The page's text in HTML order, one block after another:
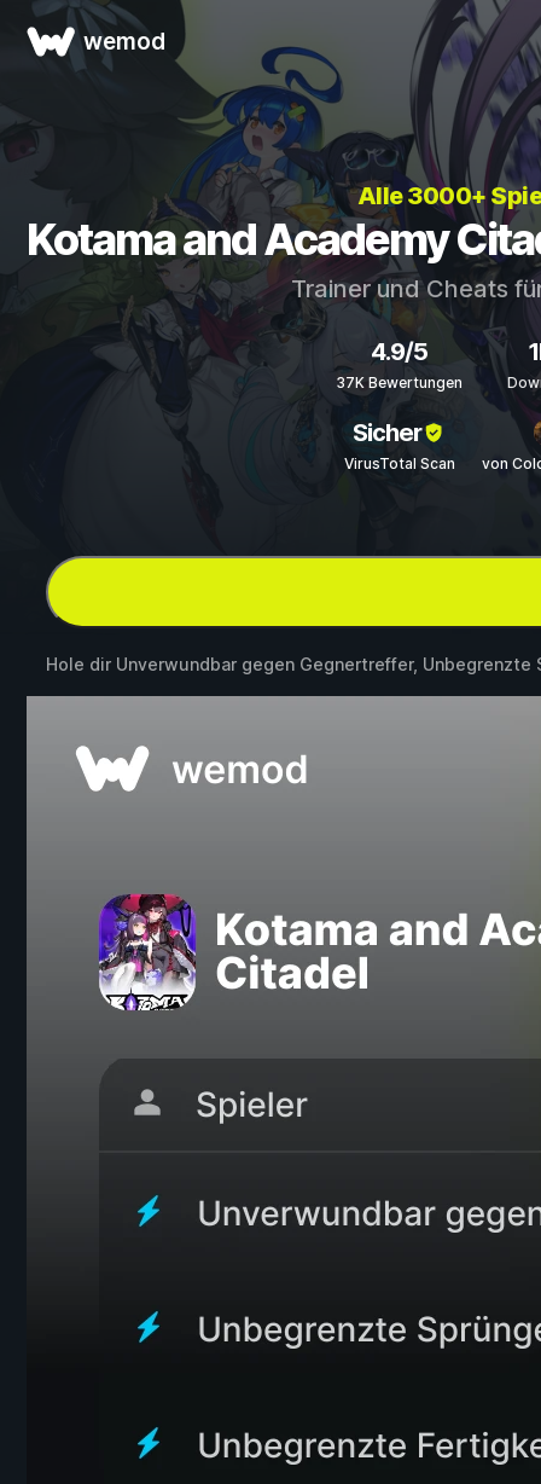
wemod
Alle 3000+
Kotama and Academy
Trainer und Cheats
4.9/5
37K Bewertungen
Sicher
VirusTotal Scan von
Hole dir Unverwundbar gegen Gegnertreffer, Unbegrenzte